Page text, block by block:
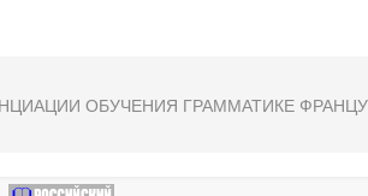
ОБУЧЕНИЯ ГРАММАТИКЕ